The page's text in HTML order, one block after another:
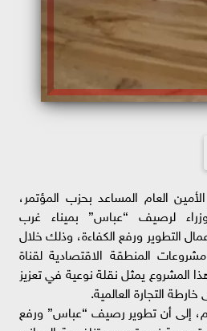
العام المساعد بحزب المؤتمر،
لرصيف “عباس” بميناء غرب
التطوير ورفع الكفاءة، وذلك خلال
المنطقة الاقتصادية لقناة
المشروع يمثل نقلة نوعية في تعزيز
التجارة العالمية.
إلى أن تطوير رصيف “عباس” ورفع